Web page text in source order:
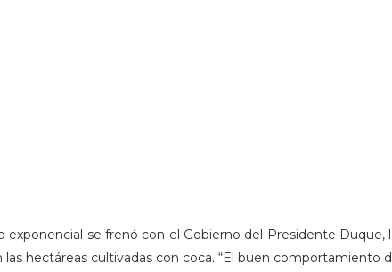
se frenó con el Gobierno del Presidente Duque,
las hectáreas cultivadas con coca. “El buen comportamiento